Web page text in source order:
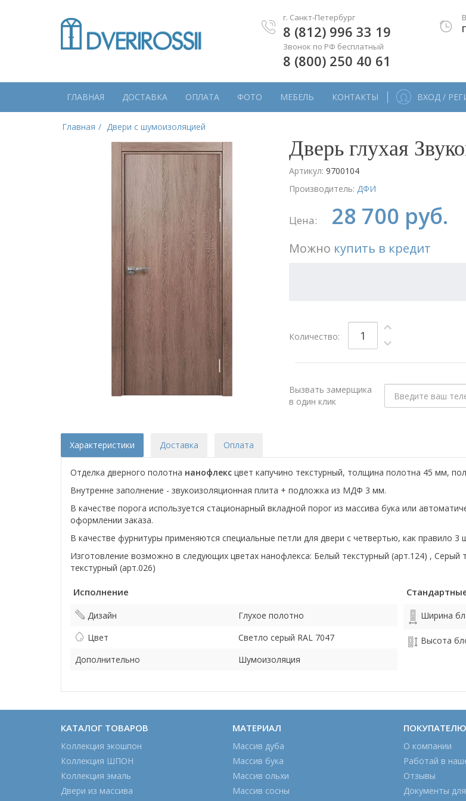
г. Санкт-Петербург
8 (812) 996 33 19
Звонок по РФ бесплатный
8 (800) 250 40 61
ГЛАВНАЯ ДОСТАВКА ОПЛАТА ФОТО МЕБЕЛЬ КОНТАКТЫ ВХОД /
Главная Двери с шумоизоляцией
Дверь глухая
Артикул:9700104
Производитель:ДФИ
Цена: 28 700 руб.
Можно купить в кредит
Количество:
Вызвать замерщика
в один клик
Характеристики Доставка Оплата
Отделка дверного полотна нанофлекс цвет капучино текстурный, толщина полотна 45 мм,
Внутренне заполнение - звукоизоляционная плита + подложка из МДФ 3 мм.
В качестве порога используется стационарный вкладной порог из массива бука или
оформлении заказа.
В качестве фурнитуры применяются специальные петли для двери с четвертью, как правило 3
Изготовление возможно в следующих цветах нанофлекса: Белый текстурный (арт.124) , Серый
текстурный (арт.026)
Исполнение
Дизайн
Глухое полотно
Цвет
Светло серый RAL 7047
Дополнительно
Шумоизоляция
Ширина
Высота
КАТАЛОГ ТОВАРОВ
Коллекция экошпон
Коллекция ШПОН
Коллекция эмаль
Двери из массива
МАТЕРИАЛ
Массив дуба
Массив бука
Массив ольхи
Массив сосны
ПОКУПАТЕЛЮ
О компании
Работай в
Отзывы
Документы